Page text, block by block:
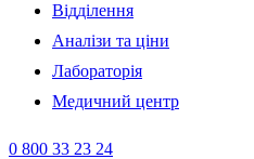
Відділення
Аналізи та ціни
Лабораторія
Медичний центр
0 800 33 23 24